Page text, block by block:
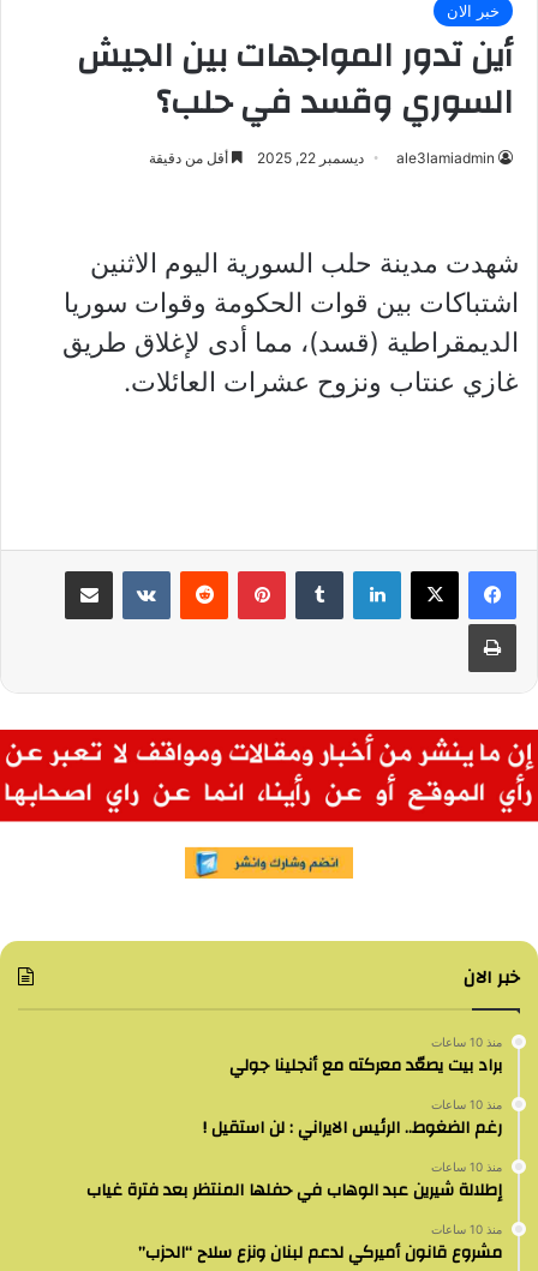
خبر الان
أين تدور المواجهات بين الجيش
السوري وقسد في حلب؟
ale3lamiadmin ديسمبر 22, 2025 أقل من دقيقة
شهدت مدينة حلب السورية اليوم الاثنين
اشتباكات بين قوات الحكومة وقوات سوريا
الديمقراطية (قسد)، مما أدى لإغلاق طريق
غازي عنتاب ونزوح عشرات العائلات.
لينكدإن بينتيريست مشاركة عبر البريد
طباعة
خبر الان
منذ 10 ساعات
براد بيت يصعّد معركته مع أنجلينا جولي
منذ 10 ساعات
رغم الضغوط.. الرئيس الايراني : لن استقيل !
منذ 10 ساعات
إطلالة شيرين عبد الوهاب في حفلها المنتظر بعد فترة غياب
منذ 10 ساعات
مشروع قانون أميركي لدعم لبنان ونزع سلاح “الحزب”